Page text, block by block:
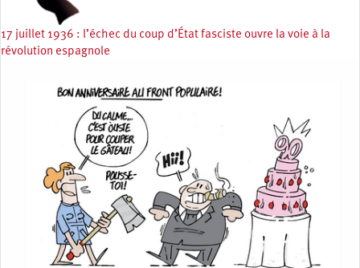
17 juillet 1936 : l’échec du coup d’État fasciste ouvre la voie à la
révolution espagnole